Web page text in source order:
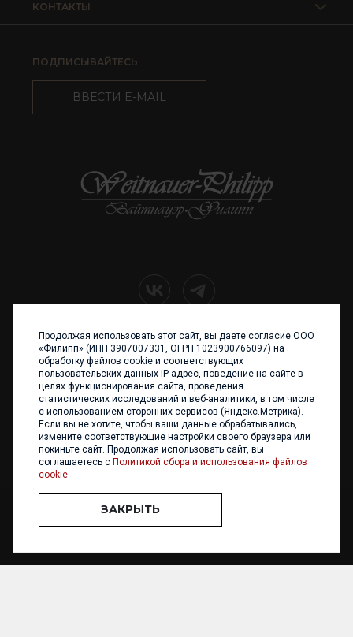
КОНТАКТЫ
ПОДПИСЫВАЙТЕСЬ
ВВЕСТИ E-MAIL
+7 (4012) 960 898
236017 Калининград,
ул. Каштановая аллея, 47
Телефон: +7 4012 960 898,
+7 4012 960 856
Написать нам
ООО «ФИЛИПП» © 2013 - 2026. Все права защищены
Разработка и
Продолжая использовать этот сайт, вы даете согласие ООО
«Филипп» (ИНН 3907007331, ОГРН 1023900766097) на
обработку файлов cookie и соответствующих
пользовательских данных IP-адрес, поведение на сайте в
целях функционирования сайта, проведения
статистических исследований и веб-аналитики, в том числе
с использованием сторонних сервисов (Яндекс.Метрика).
Если вы не хотите, чтобы ваши данные обрабатывались,
измените соответствующие настройки своего браузера или
покиньте сайт. Продолжая использовать сайт, вы
соглашаетесь с Политикой сбора и использования файлов
cookie
ЗАКРЫТЬ